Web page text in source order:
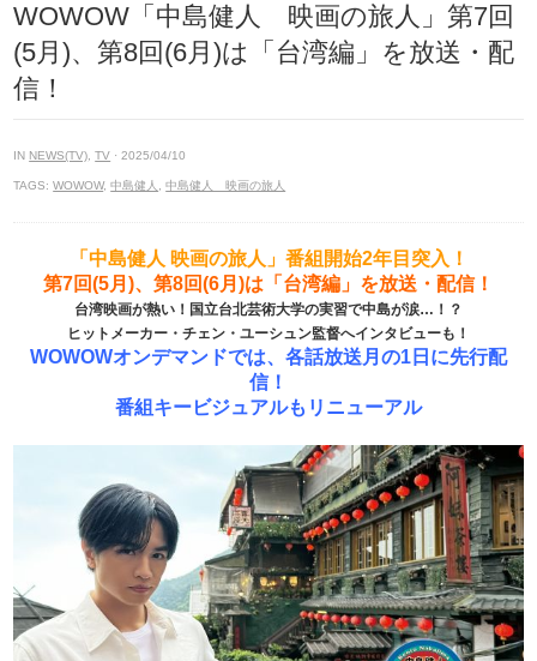
WOWOW「中島健人 映画の旅人」第7回
(5月)、第8回(6月)は「台湾編」を放送・配
信！
IN NEWS(TV) ,TV · 2025/04/10
TAGS:WOWOW,中島健人 ,中島健人 映画の旅人
「中島健人 映画の旅人」番組開始2年目突入！
第7回(5月)、第8回(6月)は「台湾編」を放送・配信！
台湾映画が熱い！国立台北芸術大学の実習で中島が涙…！？
ヒットメーカー・チェン・ユーシュン監督へインタビューも！
WOWOWオンデマンドでは、各話放送月の1日に先行配
信！
番組キービジュアルもリニューアル